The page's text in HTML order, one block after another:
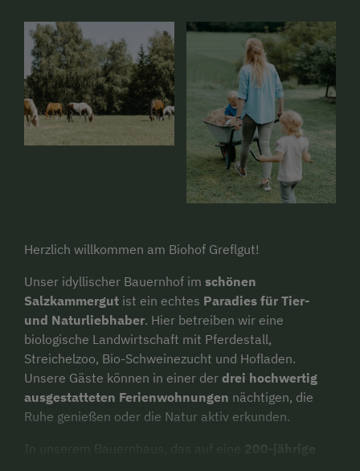
Herzlich willkommen am Biohof Greflgut!
Unser idyllischer Bauernhof im schönen
Salzkammergut ist ein echtes Paradies für Tier-
und Naturliebhaber. Hier betreiben wir eine
biologische Landwirtschaft mit Pferdestall,
Streichelzoo, Bio-Schweinezucht und Hofladen.
Unsere Gäste können in einer der drei hochwertig
ausgestatteten Ferienwohnungen nächtigen, die
Ruhe genießen oder die Natur aktiv erkunden.
In unserem Bauernhaus, das auf eine
200-jährige